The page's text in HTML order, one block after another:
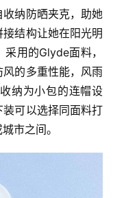
纳防晒夹克，助她
结构让她在阳光明
用的Glyde面料，
的多重性能，风雨
纳为小包的连帽设
可以选择同面料打
市之间。